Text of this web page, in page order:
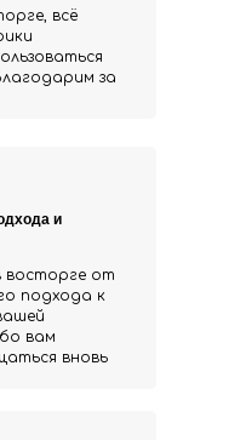
восторге от
подхода к
вам
вновь
и
всё
за